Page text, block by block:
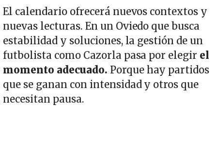
El calendario ofrecerá nuevos contextos y
nuevas lecturas. En un Oviedo que busca
estabilidad y soluciones, la gestión de un
futbolista como Cazorla pasa por elegir el
momento adecuado. Porque hay partidos
que se ganan con intensidad y otros que
necesitan pausa.